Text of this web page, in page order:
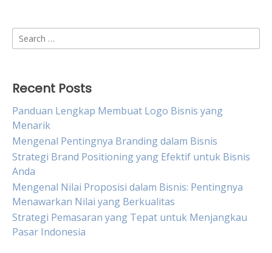
Search
for:
Recent Posts
Panduan Lengkap Membuat Logo Bisnis yang
Menarik
Mengenal Pentingnya Branding dalam Bisnis
Strategi Brand Positioning yang Efektif untuk Bisnis
Anda
Mengenal Nilai Proposisi dalam Bisnis: Pentingnya
Menawarkan Nilai yang Berkualitas
Strategi Pemasaran yang Tepat untuk Menjangkau
Pasar Indonesia